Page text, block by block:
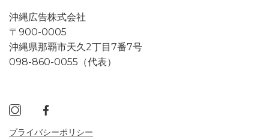
沖縄広告株式会社
〒900-0005
沖縄県那覇市天久2丁目7番7号
098-860-0055（代表）
プライバシーポリシー